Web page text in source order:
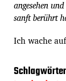
angesehen
sanft berührt
Ich wache
Schlagwörter